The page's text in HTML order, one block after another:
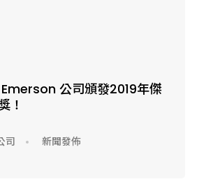
公司頒發2019年傑
！
司 新聞發佈